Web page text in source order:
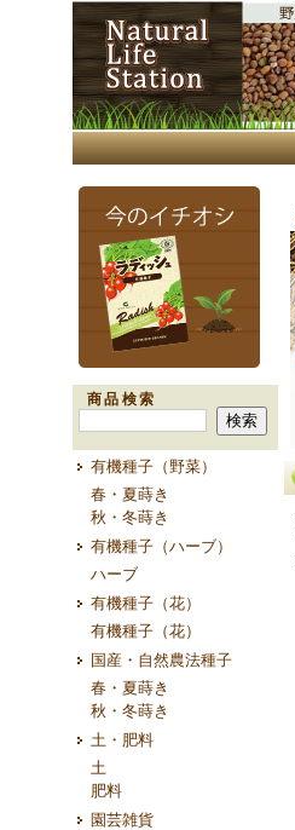
商品検索
有機種子（野菜）
春・夏蒔き
秋・冬蒔き
有機種子（ハーブ）
ハーブ
有機種子（花）
有機種子（花）
国産・自然農法種子
春・夏蒔き
秋・冬蒔き
土・肥料
土
肥料
園芸雑貨